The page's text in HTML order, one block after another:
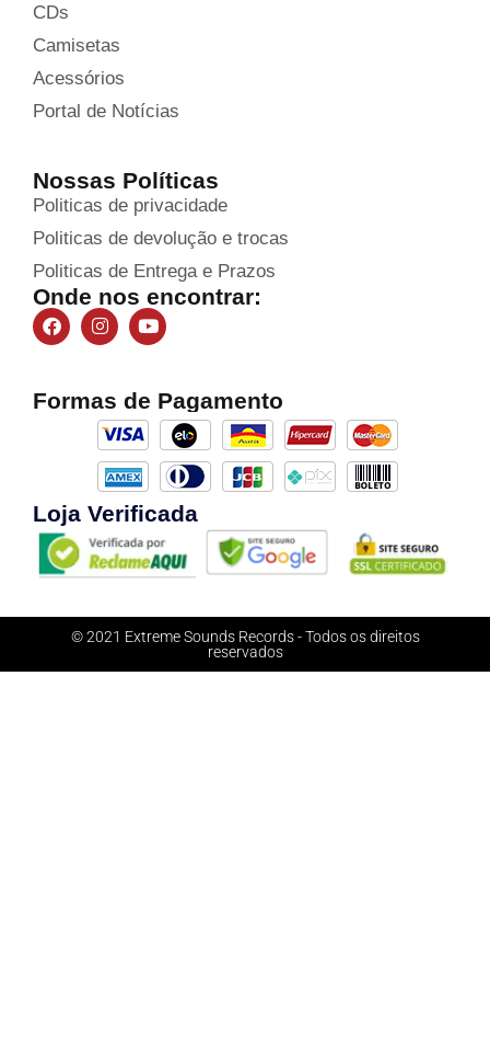
CDs
Camisetas
Acessórios
Portal de Notícias
Nossas Políticas
Politicas de privacidade
Politicas de devolução e trocas
Politicas de Entrega e Prazos
Onde nos encontrar:
Formas de Pagamento
Loja Verificada
© 2021 Extreme Sounds Records - Todos os direitos
reservados